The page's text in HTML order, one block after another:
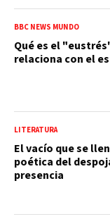
BBC NEWS MUNDO
Qué es el
relaciona con el
LITERATURA
El vacío que se
poética del
presencia